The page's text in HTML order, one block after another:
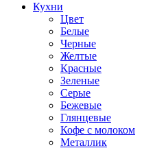
Кухни
Цвет
Белые
Черные
Желтые
Красные
Зеленые
Серые
Бежевые
Глянцевые
Кофе с молоком
Металлик